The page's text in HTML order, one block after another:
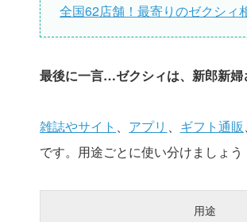
全国62店舗！最寄りのゼクシィ
最後に一言…ゼクシィは、新郎新婦
雑誌やサイト 、 アプリ 、 ギフト通販、
です。用途ごとに使い分けましょう
用途